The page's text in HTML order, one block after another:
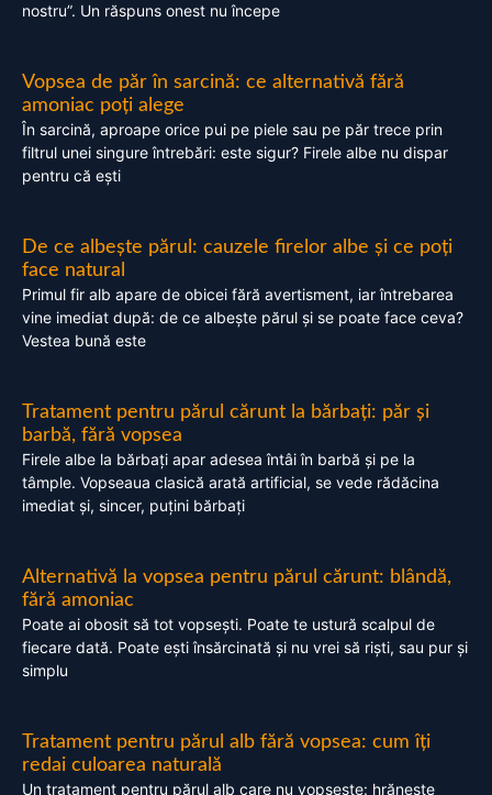
nostru”. Un răspuns onest nu începe
Vopsea de păr în sarcină: ce alternativă fără
amoniac poți alege
În sarcină, aproape orice pui pe piele sau pe păr trece prin
filtrul unei singure întrebări: este sigur? Firele albe nu dispar
pentru că ești
De ce albește părul: cauzele firelor albe și ce poți
face natural
Primul fir alb apare de obicei fără avertisment, iar întrebarea
vine imediat după: de ce albește părul și se poate face ceva?
Vestea bună este
Tratament pentru părul cărunt la bărbați: păr și
barbă, fără vopsea
Firele albe la bărbați apar adesea întâi în barbă și pe la
tâmple. Vopseaua clasică arată artificial, se vede rădăcina
imediat și, sincer, puțini bărbați
Alternativă la vopsea pentru părul cărunt: blândă,
fără amoniac
Poate ai obosit să tot vopsești. Poate te ustură scalpul de
fiecare dată. Poate ești însărcinată și nu vrei să riști, sau pur și
simplu
Tratament pentru părul alb fără vopsea: cum îți
redai culoarea naturală
Un tratament pentru părul alb care nu vopsește: hrănește